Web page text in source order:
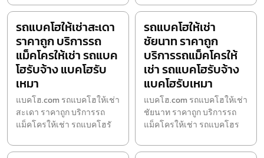
รถแบคโฮให้เช่าสะเดา
ราคาถูก บริการรถ
แม็คโครให้เช่า รถแบค
โฮรับจ้าง แบคโฮรับ
เหมา
แบคโฮ.com รถแบคโฮให้เช่า
สะเดา ราคาถูก บริการรถ
แม็คโครให้เช่า รถแบคโฮรั
รถแบคโฮให้เช่า
ชัยนาท ราคาถูก
บริการรถแม็คโครให้
เช่า รถแบคโฮรับจ้าง
แบคโฮรับเหมา
แบคโฮ.com รถแบคโฮให้เช่า
ชัยนาท ราคาถูก บริการรถ
แม็คโครให้เช่า รถแบคโฮร